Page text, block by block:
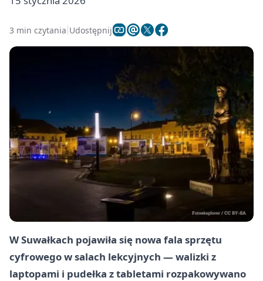
3 min czytania Udostępnij
W Suwałkach pojawiła się nowa fala sprzętu
cyfrowego w salach lekcyjnych — walizki z
laptopami i pudełka z tabletami rozpakowywano